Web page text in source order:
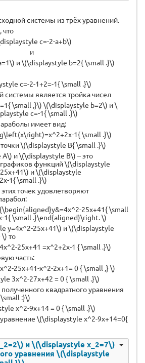
системы из трёх уравнений.
что
c=-2-a+b\)
и
и \(\displaystyle b=2{ \small .}\)
c=-2-1+2=-1{ \small .}\)
является тройка чисел
\small ,}\) \(\displaystyle b=2\) и \
c=-1{ \small .}\)
имеет вид:
1{ \small .}\)
\(\displaystyle B{ \small .}\)
и \(\displaystyle B\) – это
функций \(\displaystyle
и \(\displaystyle
1{ \small .}\)
точек удовлетворяют
25x+41{ \small
1{ \small .}\end{aligned}\right. \)
y=4x^2-25x+41\) и \(\displaystyle
то
25x+41 =x^2+2x-1 { \small .}\)
часть:
25x+41-x^2-2x+1= 0 { \small ,} \)
3x^2-27x+42 = 0 { \small .}\)
квадратного уравнения
:}\)
x^2-9x+14 = 0 { \small .}\)
\(\displaystyle x^2-9x+14=0{
и \(\displaystyle x_2=7\)
уравнения \(\displaystyle